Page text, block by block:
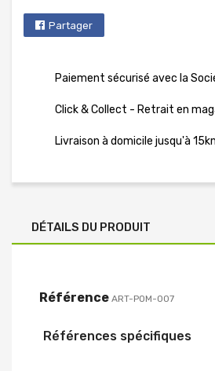
Partager
Paiement sécurisé avec la
Click & Collect - Retrait en
Livraison à domicile jusqu'à
DÉTAILS DU PRODUIT
Référence ART-POM-007
Références spécifiques